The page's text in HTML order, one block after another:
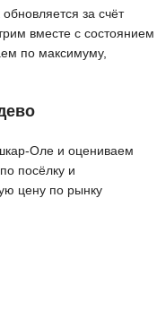
за счёт
вместе с состоянием
по максимуму,
Оле и оцениваем
посёлку и
цену по рынку